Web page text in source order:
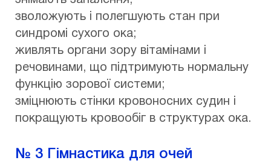
зволожують і полегшують стан при
синдромі сухого ока;
живлять органи зору вітамінами і
речовинами, що підтримують нормальну
функцію зорової системи;
зміцнюють стінки кровоносних судин і
покращують кровообіг в структурах ока.
№ 3 Гімнастика для очей